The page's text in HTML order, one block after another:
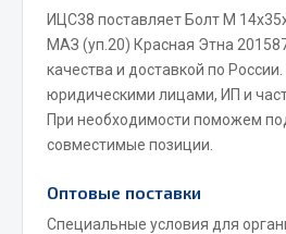
Весь раздел
Запчасти МАЗ
Подвеска
Тормозная система
ИЦС38 поставляет Болт М
МАЗ (уп.20) Красная Этна
качества и доставкой по
юридическими лицами, ИП и
При необходимости поможем
совместимые позиции.
Оптовые поставки
Специальные условия для